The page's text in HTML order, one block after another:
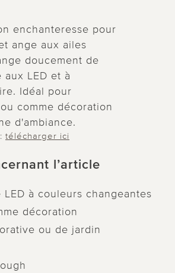
enchanteresse pour
ange aux ailes
doucement de
LED et à
Idéal pour
comme décoration
d'ambiance.
télécharger ici
l’article
LED à couleurs changeantes
décoration
ou de jardin